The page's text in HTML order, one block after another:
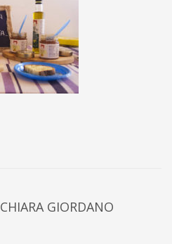
CHIARA GIORDANO